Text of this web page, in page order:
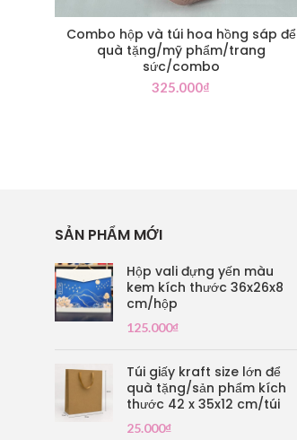
Combo hộp và túi hoa hồng sáp để
quà tặng/mỹ phẩm/trang
sức/combo
325.000₫
SẢN PHẨM MỚI
Hộp vali đựng yến màu
kem kích thước 36x26x8
cm/hộp
125.000₫
Túi giấy kraft size lớn để
quà tặng/sản phẩm kích
thước 42 x 35x12 cm/túi
25.000₫